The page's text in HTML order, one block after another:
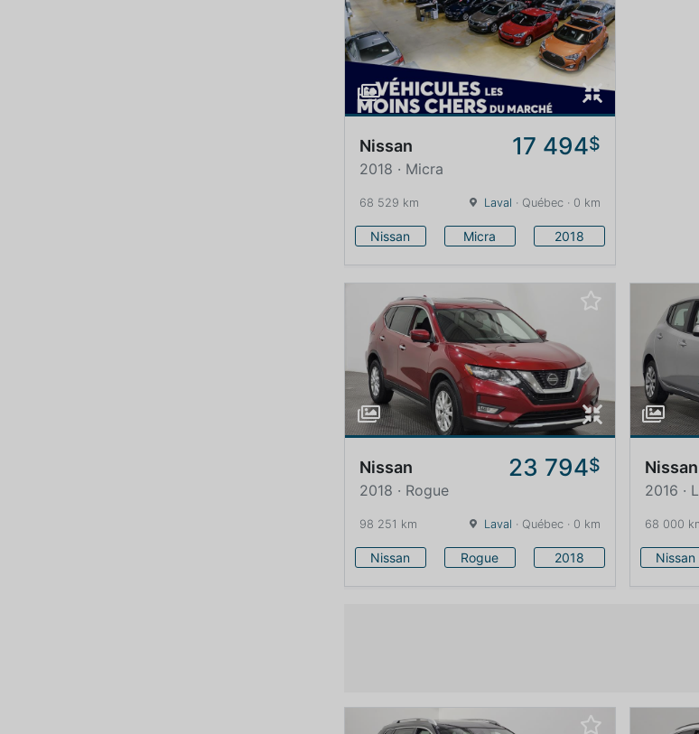
Nissan 17 494$
2018 · Micra
68 529 km Laval · Québec · 0 km
Nissan Micra 2018
Nissan 23 794$
2018 · Rogue
98 251 km Laval · Québec · 0 km
Nissan Rogue 2018
Nissan
2016 ·
68 000
Nissan